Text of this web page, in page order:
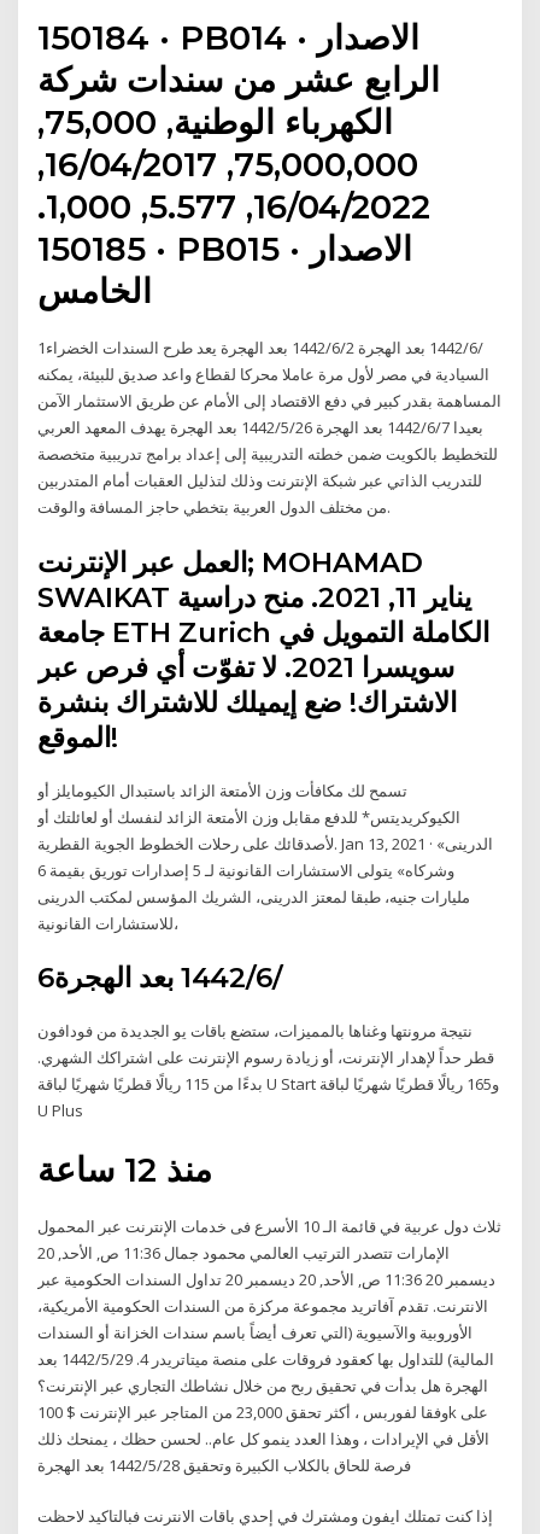
150184 · PB014 · الاصدار
الرابع عشر من سندات شركة
الكهرباء الوطنية, 75,000,
75,000,000, 16/04/2017,
16/04/2022, 5.577, 1,000.
150185 · PB015 · الاصدار
1‏‏/6‏‏/1442 بعد الهجرة 2‏‏/6‏‏/1442 بعد الهجرة يعد طرح السندات الخضراء
السيادية في مصر لأول مرة عاملا محركا لقطاع واعد صديق للبيئة، يمكنه
المساهمة بقدر كبير في دفع الاقتصاد إلى الأمام عن طريق الاستثمار الآمن
بعيدا 7‏‏/6‏‏/1442 بعد الهجرة 26‏‏/5‏‏/1442 بعد الهجرة يهدف المعهد العربي
للتخطيط بالكويت ضمن خطته التدريبية إلى إعداد برامج تدريبية متخصصة
للتدريب الذاتي عبر شبكة الإنترنت وذلك لتذليل العقبات أمام المتدربين
من مختلف الدول العربية بتخطي حاجز المسافة والوقت.
العمل عبر الإنترنت; MOHAMAD
SWAIKAT يناير 11, 2021. منح دراسية
جامعة ETH Zurich الكاملة التمويل في
سويسرا 2021. لا تفوّت أي فرص عبر
الاشتراك! ضع إيميلك للاشتراك بنشرة
الموقع!
تسمح لك مكافأت وزن الأمتعة الزائد باستبدال الكيومايلز أو
الكيوكريديتس* للدفع مقابل وزن الأمتعة الزائد لنفسك أو لعائلتك أو
لأصدقائك على رحلات الخطوط الجوية القطرية. Jan 13, 2021 · «الدرينى
وشركاه» يتولى الاستشارات القانونية لـ 5 إصدارات توريق بقيمة 6
مليارات جنيه، طبقا لمعتز الدرينى، الشريك المؤسس لمكتب الدرينى
للاستشارات القانونية،
6‏‏/6‏‏/1442 بعد الهجرة
نتيجة مرونتها وغناها بالمميزات، ستضع باقات يو الجديدة من فودافون
قطر حداً لإهدار الإنترنت، أو زيادة رسوم الإنترنت على اشتراكك الشهري.
بدءًا من 115 ريالًا قطريًا شهريًا لباقة U Start و165 ريالًا قطريًا شهريًا لباقة
U Plus
منذ 12 ساعة
ثلاث دول عربية في قائمة الـ 10 الأسرع فى خدمات الإنترنت عبر المحمول
الإمارات تتصدر الترتيب العالمي محمود جمال 11:36 ص, الأحد, 20
ديسمبر 20 11:36 ص, الأحد, 20 ديسمبر 20 تداول السندات الحكومية عبر
الانترنت. تقدم آفاتريد مجموعة مركزة من السندات الحكومية الأمريكية،
الأوروبية والآسيوية (التي تعرف أيضاً باسم سندات الخزانة أو السندات
المالية) للتداول بها كعقود فروقات على منصة ميتاتريدر 4. 29‏‏/5‏‏/1442 بعد
الهجرة هل بدأت في تحقيق ربح من خلال نشاطك التجاري عبر الإنترنت؟
وفقا لفوربس ، أكثر تحقق 23,000 من المتاجر عبر الإنترنت $ 100k على
الأقل في الإيرادات ، وهذا العدد ينمو كل عام.. لحسن حظك ، يمنحك ذلك
فرصة للحاق بالكلاب الكبيرة وتحقيق 28‏‏/5‏‏/1442 بعد الهجرة
إذا كنت تمتلك ايفون ومشترك في إحدي باقات الانترنت فبالتاكيد لاحظت